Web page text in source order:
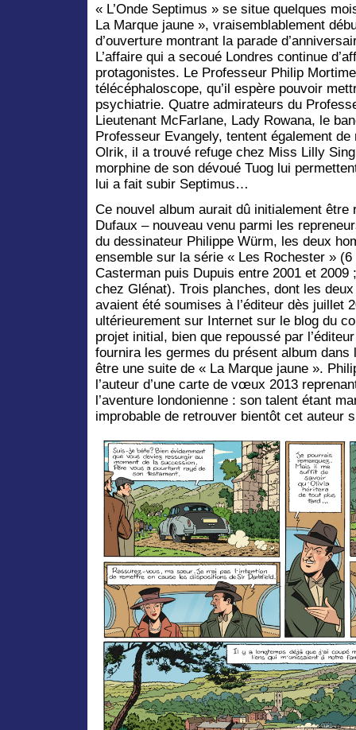
« L’Onde Septimus » se situe quelques
La Marque jaune », vraisemblablement
d’ouverture montrant la parade
L’affaire qui a secoué Londres continue
protagonistes. Le Professeur Philip
télécéphaloscope, qu’il espère pouvoir
psychiatrie. Quatre admirateurs du
Lieutenant McFarlane, Lady Rowana, le
Professeur Evangely, tentent également
Olrik, il a trouvé refuge chez Miss Lilly
morphine de son dévoué Tuog lui
lui a fait subir Septimus…
Ce nouvel album aurait dû initialement
Dufaux – nouveau venu parmi les
du dessinateur Philippe Würm, les deux
ensemble sur la série « Les Rochester »
Casterman puis Dupuis entre 2001 et
chez Glénat). Trois planches, dont les
avaient été soumises à l’éditeur dès juillet
ultérieurement sur Internet sur le blog du
projet initial, bien que repoussé par
fournira les germes du présent album
être une suite de « La Marque jaune ».
l’auteur d’une carte de vœux 2013
l’aventure londonienne : son talent étant
improbable de retrouver bientôt cet auteur